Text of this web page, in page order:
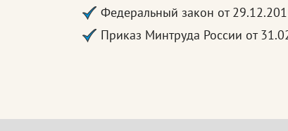
Федеральный закон от
Приказ Минтруда России от